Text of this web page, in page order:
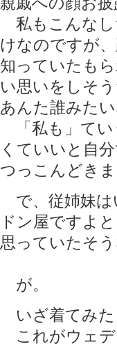
私もこんなし
けなのですが
知っていたも
い思いをしそう
あんた誰みたい
「私も」てい
くていいと自
つっこんどき
で、従姉妹は
ドン屋ですよと
思っていたそう
が。
いざ着てみた
これがウェデ